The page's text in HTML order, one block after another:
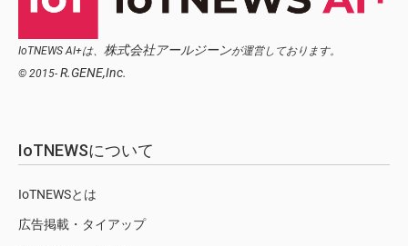
IoTNEWS AI+は、 株式会社アールジーンが運営しております。
© 2015- R.GENE,Inc.
IoTNEWSについて
IoTNEWSとは
広告掲載・タイアップ